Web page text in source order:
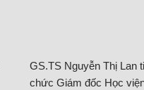
GS.TS Nguyễn Thị Lan
chức Giám đốc Học